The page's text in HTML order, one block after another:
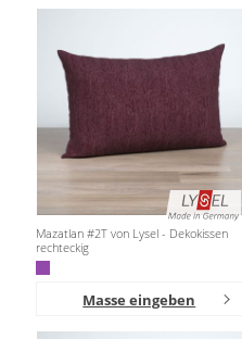
Mazatlan #2T von Lysel - Dekokissen
rechteckig
Masse eingeben